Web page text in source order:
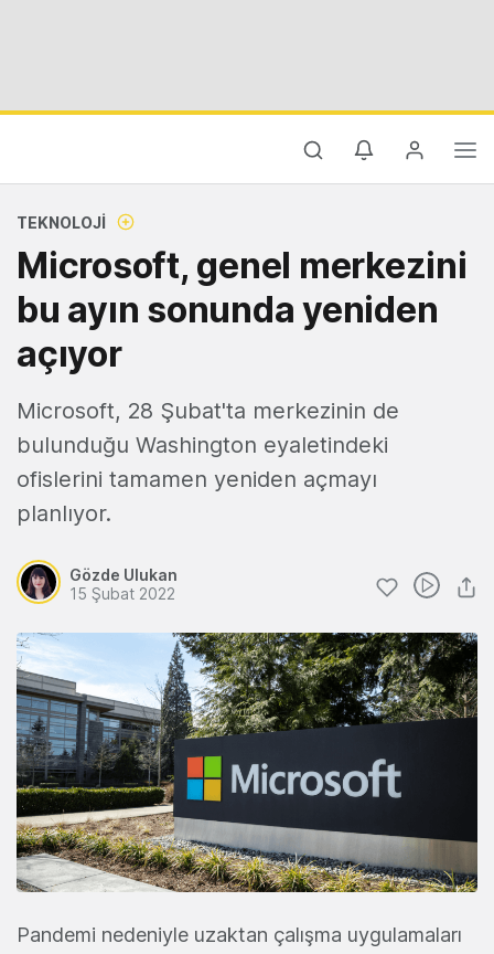
TEKNOLOJI
Microsoft, genel merkezini
bu ayın sonunda yeniden
açıyor
Microsoft, 28 Şubat'ta merkezinin de
bulunduğu Washington eyaletindeki
ofislerini tamamen yeniden açmayı
planlıyor.
Gözde Ulukan
15 Şubat 2022
Pandemi nedeniyle uzaktan çalışma uygulamaları